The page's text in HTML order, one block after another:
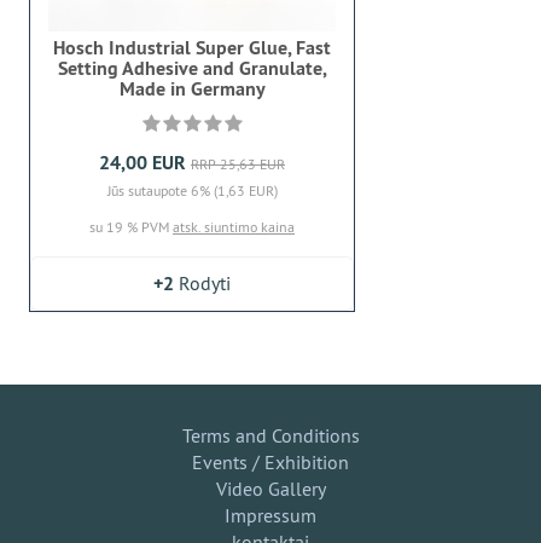
Hosch Industrial Super Glue, Fast
Setting Adhesive and Granulate,
Made in Germany
24,00 EUR RRP 25,63 EUR
Jūs sutaupote 6% (1,63 EUR)
su 19 % PVM atsk. siuntimo kaina
+2 Rodyti
Terms and Conditions
Events / Exhibition
Video Gallery
Impressum